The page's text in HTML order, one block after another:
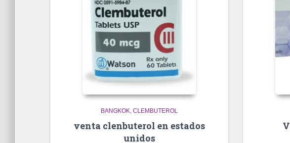
BANGKOK CLEMBUTEROL
venta clenbuterol en estados
unidos